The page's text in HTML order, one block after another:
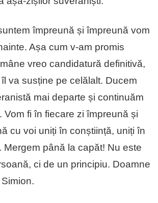
împreună și împreună vom
Așa cum v-am promis
vreo candidatură definitivă,
va susține pe celălalt. Ducem
mai departe și continuăm
Vom fi în fiecare zi împreună și
cu voi uniți în conștiință, uniți în
Mergem până la capăt! Nu este
ci de un principiu. Doamne